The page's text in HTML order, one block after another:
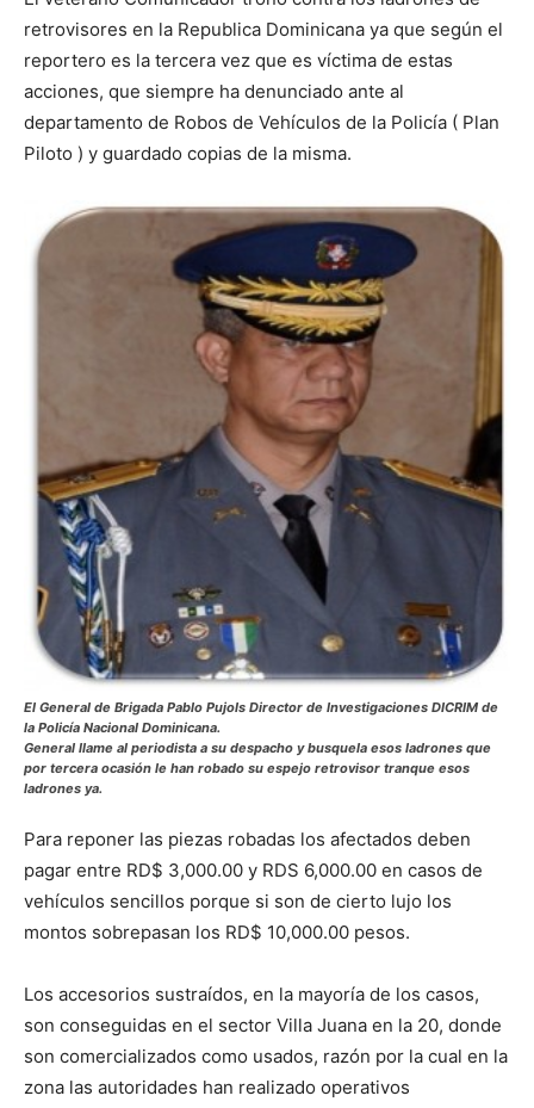
retrovisores en la Republica Dominicana ya que según el
reportero es la tercera vez que es víctima de estas
acciones, que siempre ha denunciado ante al
departamento de Robos de Vehículos de la Policía ( Plan
Piloto ) y guardado copias de la misma.
El General de Brigada Pablo Pujols Director de Investigaciones DICRIM de
la Policía Nacional Dominicana.
General llame al periodista a su despacho y busquela esos ladrones que
por tercera ocasión le han robado su espejo retrovisor tranque esos
ladrones ya.
Para reponer las piezas robadas los afectados deben
pagar entre RD$ 3,000.00 y RDS 6,000.00 en casos de
vehículos sencillos porque si son de cierto lujo los
montos sobrepasan los RD$ 10,000.00 pesos.
Los accesorios sustraídos, en la mayoría de los casos,
son conseguidas en el sector Villa Juana en la 20, donde
son comercializados como usados, razón por la cual en la
zona las autoridades han realizado operativos